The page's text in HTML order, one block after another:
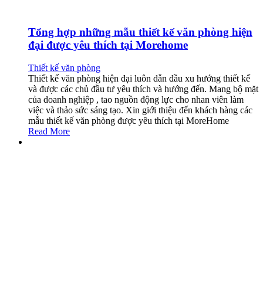
Tổng hợp những mẫu thiết kế văn phòng hiện
đại được yêu thích tại Morehome
Thiết kế văn phòng
Thiết kế văn phòng hiện đại luôn dẫn đầu xu hướng thiết kế
và được các chủ đầu tư yêu thích và hướng đến. Mang bộ mặt
của doanh nghiệp , tao nguồn động lực cho nhan viên làm
việc và thảo sức sáng tạo. Xin giới thiệu đến khách hàng các
mẫu thiết kế văn phòng được yêu thích tại MoreHome
Read More